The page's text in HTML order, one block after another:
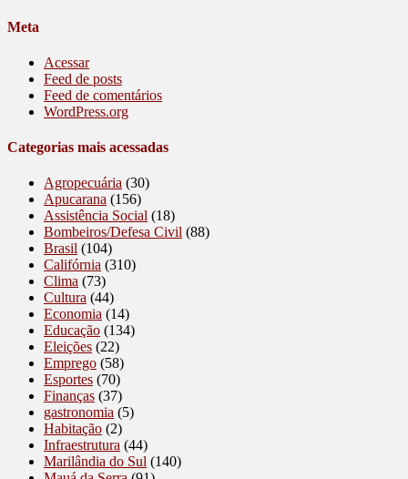
Meta
Acessar
Feed de posts
Feed de comentários
WordPress.org
Categorias mais acessadas
Agropecuária (30)
Apucarana (156)
Assistência Social (18)
Bombeiros/Defesa Civil (88)
Brasil (104)
Califórnia (310)
Clima (73)
Cultura (44)
Economia (14)
Educação (134)
Eleições (22)
Emprego (58)
Esportes (70)
Finanças (37)
gastronomia (5)
Habitação (2)
Infraestrutura (44)
Marilândia do Sul (140)